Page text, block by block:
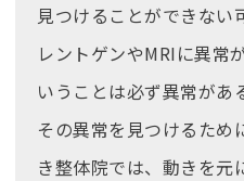
見つけることができない
レントゲンやMRIに異常
いうことは必ず異常があ
その異常を見つけるため
き整体院では、動きを元